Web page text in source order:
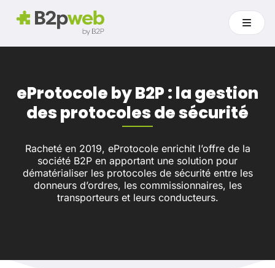
eProtocole by B2P : la gestion
des protocoles de sécurité
Racheté en 2019, eProtocole enrichit l’offre de la
société B2P en apportant une solution pour
dématérialiser les protocoles de sécurité entre les
donneurs d’ordres, les commissionnaires, les
transporteurs et leurs conducteurs.